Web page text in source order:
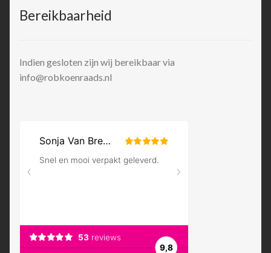
Bereikbaarheid
Indien gesloten zijn wij bereikbaar via
info@robkoenraads.nl